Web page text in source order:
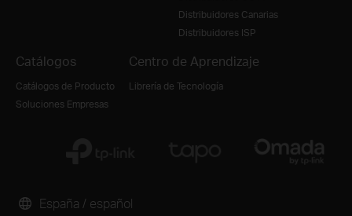
Distribuidores Canarias
Distribuidores ISP
Catálogos
Catálogos de Producto
Soluciones Empresas
Centro de Aprendizaje
Librería de Tecnología
España / español